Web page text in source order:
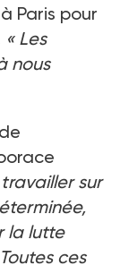
Paris pour
« Les
nous
sur
la lutte
ces